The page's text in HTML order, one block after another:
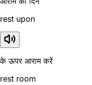
rest upon
के ऊपर आराम करें
rest room